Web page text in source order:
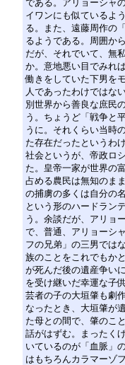
である。アリョーシャ
イワンにも似ているよ
る。また、遠藤周作の
るようである。周囲か
だが、それでいて、無
か。意地悪い目でみれ
働きをしていた下男を
人であったわけではな
別世界から善良な庶民
う。ちょうど「戦争と
うに。それくらい当時
た存在だったというわ
社会というが、帝政ロ
た。皇帝一家が世界の
占める農民は無知のま
の捕虜の多くは自分の
という形のハードラン
う。余談だが、アリョ
で、普通、アリョーシ
フの兄弟」の三男では
族のことをこれでもか
が死んだ後の遺産争い
を受け継いだ幸運な子
芸者の子の大垣肇も劇
なったとき、大垣肇が
た母との間で、肇のこ
話がはずむ。まったく
いているのが「血脈」
はもちろんカラマーゾ